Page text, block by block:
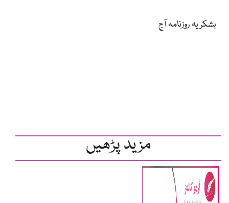
بشکریہ روزنامہ آج
مزید پڑھیں